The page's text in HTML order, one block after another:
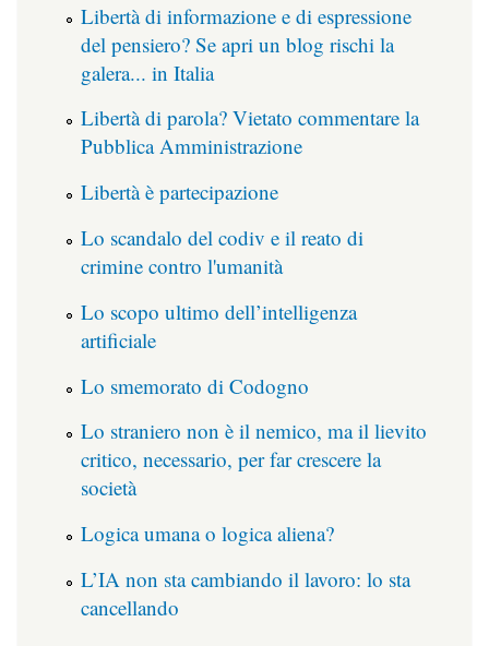
Libertà di informazione e di espressione
del pensiero? Se apri un blog rischi la
galera... in Italia
Libertà di parola? Vietato commentare la
Pubblica Amministrazione
Libertà è partecipazione
Lo scandalo del codiv e il reato di
crimine contro l'umanità
Lo scopo ultimo dell’intelligenza
artificiale
Lo smemorato di Codogno
Lo straniero non è il nemico, ma il lievito
critico, necessario, per far crescere la
società
Logica umana o logica aliena?
L’IA non sta cambiando il lavoro: lo sta
cancellando